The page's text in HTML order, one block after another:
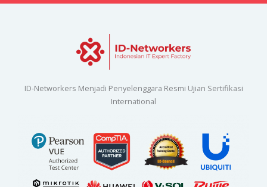
ID-Networkers Menjadi Penyelenggara Resmi Ujian Sertifikasi
International